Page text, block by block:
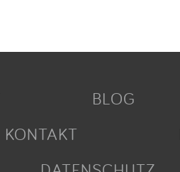
BLOG
KONTAKT